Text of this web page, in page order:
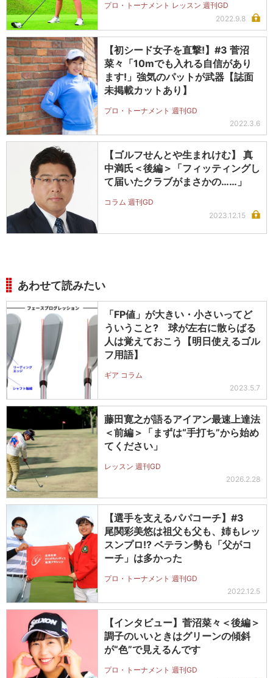
プロ・トーナメント レッスン 週刊GD
2022.9.8
【初シード女子を直撃!】#3 菅沼
菜々「10mでも入れる自信があり
ます!」強気のパットが武器【誌面
未掲載カットあり】
プロ・トーナメント 週刊GD
2022.3.6
【ゴルフせんとや生まれけむ】 真
中満氏＜後編＞「フィッティングし
て届いたクラブがまさかの……」
コラム 週刊GD
2023.12.15
あわせて読みたい
「FP値」が大きい・小さいってど
ういうこと? 球が左右に散らばる
人は覚えておこう【明日使えるゴル
フ用語】
ギア コラム
2023.5.7
藤田寛之が語るアイアン最速上達法
＜前編＞「まずは“手打ち”から始め
てください」
レッスン 週刊GD
2026.2.28
【選手を支えるパパコーチ】#3
尾関彩美悠は祖父も父も、姉もレッ
スンプロ!? ベテラン勢も「父がコ
ーチ」は多かった
プロ・トーナメント 週刊GD
2022.12.5
【インタビュー】菅沼菜々＜後編＞
調子のいいときはグリーンの傾斜
が“色”で見えるんです
プロ・トーナメント 週刊GD